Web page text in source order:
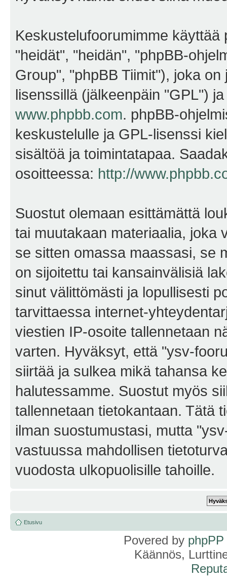
Keskustelufoorumimme
"heidät", "heidän", "phpBB-
Group", "phpBB Tiimit"), joka on
lisenssillä (jälkeenpäin "GPL")
www.phpbb.com. phpBB-
keskustelulle ja GPL-lisenssi
sisältöä ja toimintatapaa.
osoitteessa: http://
Suostut olemaan esittämättä
tai muutakaan materiaalia, joka
se sitten omassa maassasi, se
on sijoitettu tai kansainvälisiä
sinut välittömästi ja lopullisesti
tarvittaessa internet-
viestien IP-osoite tallennetaan
varten. Hyväksyt, että "ysv-
siirtää ja sulkea mikä tahansa
halutessamme. Suostut myös
tallennetaan tietokantaan. Tätä
ilman suostumustasi, mutta
vastuussa mahdollisen
vuodosta ulkopuolisille tahoille.
Etusivu
Povered by phpPP
Käännös,